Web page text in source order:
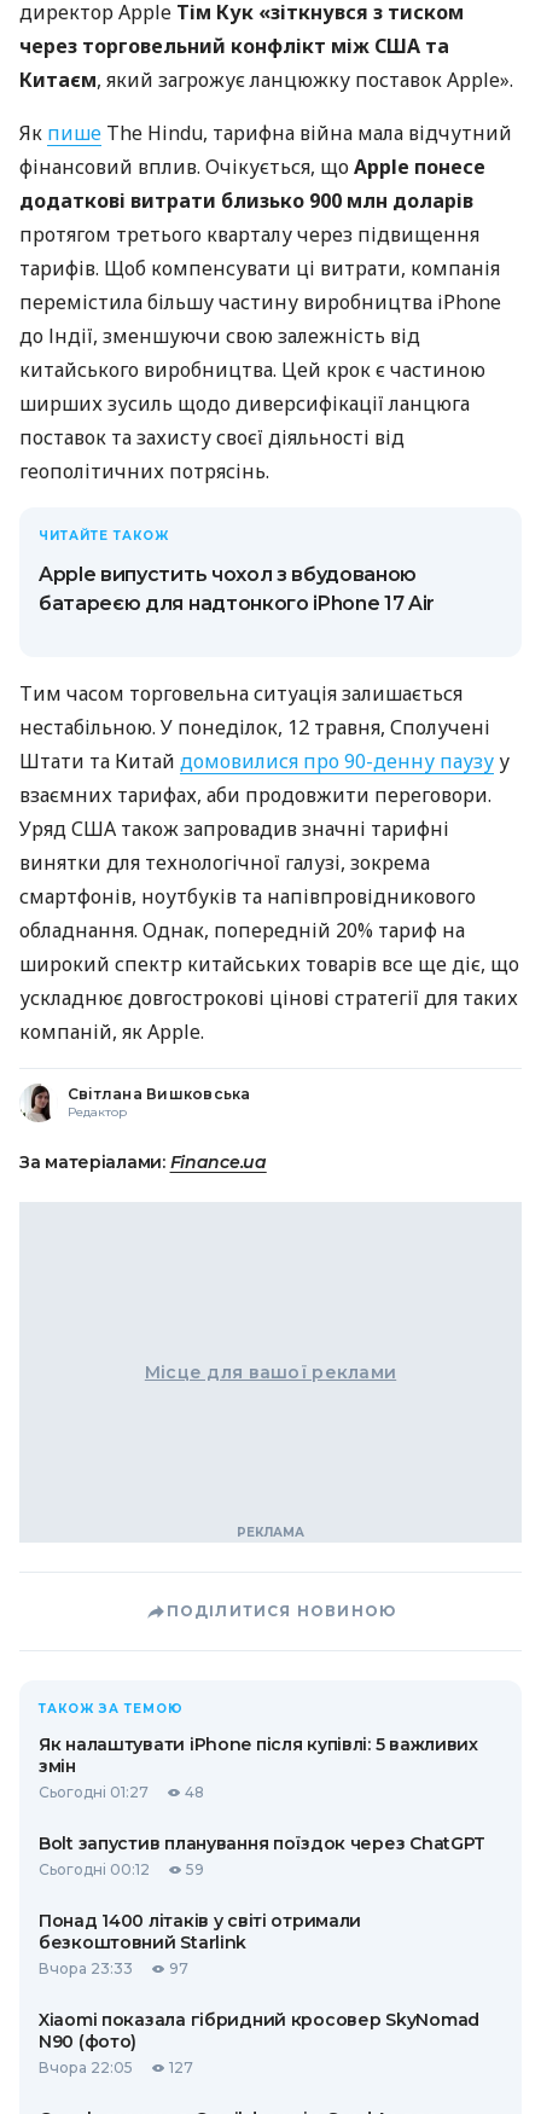
директор Apple Тім Кук «зіткнувся з тиском
через торговельний конфлікт між США та
Китаєм, який загрожує ланцюжку поставок Apple».
Як пише The Hindu, тарифна війна мала відчутний
фінансовий вплив. Очікується, щоApple понесе
додаткові витрати близько 900 млн доларів
протягом третього кварталу через підвищення
тарифів. Щоб компенсувати ці витрати, компанія
перемістила більшу частину виробництва iPhone
до Індії, зменшуючи свою залежність від
китайського виробництва. Цей крок є частиною
ширших зусиль щодо диверсифікації ланцюга
поставок та захисту своєї діяльності від
геополітичних потрясінь.
ЧИТАЙТЕ ТАКОЖ
Apple випустить чохол з вбудованою
батареєю для надтонкого iPhone 17 Air
Тим часом торговельна ситуація залишається
нестабільною. У понеділок, 12 травня, Сполучені
Штати та Китай домовилися про 90-денну паузу у
взаємних тарифах, аби продовжити переговори.
Уряд США також запровадив значні тарифні
винятки для технологічної галузі, зокрема
смартфонів, ноутбуків та напівпровідникового
обладнання. Однак, попередній 20% тариф на
широкий спектр китайських товарів все ще діє, що
ускладнює довгострокові цінові стратегії для таких
компаній, як Apple.
Світлана Вишковська
Редактор
За матеріалами: Finance.ua
Місце для вашої реклами
ПОДІЛИТИСЯ НОВИНОЮ
ТАКОЖ ЗА ТЕМОЮ
Як налаштувати iPhone після купівлі: 5 важливих
змін
Сьогодні 01:27 48
Bolt запустив планування поїздок через ChatGPT
Сьогодні 00:12 59
Понад 1400 літаків у світі отримали
безкоштовний Starlink
Вчора 23:33 97
Xiaomi показала гібридний кросовер SkyNomad
N90 (фото)
Вчора 22:05 127